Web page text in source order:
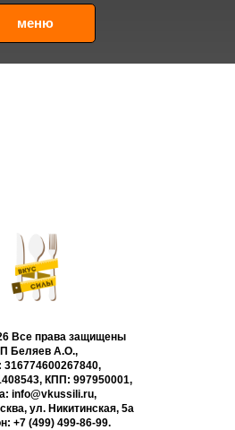
меню
Все права защищены
Беляев А.О.,
КПП: 997950001,
info@vkussili.ru,
ул. Никитинская, 5а
+7 (499) 499-86-99.